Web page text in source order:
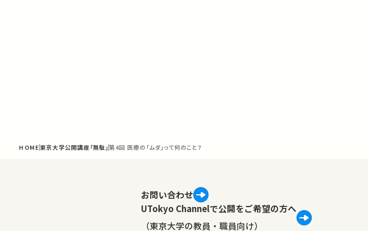
HOME東京大学公開講座「無駄」 第4回 医療の「ムダ」って何のこと？
お問い合わせ
UTokyo Channelで公開をご希望の方へ
（東京大学の教員・職員向け）